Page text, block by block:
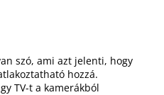
szó, ami azt jelenti, hogy
hozzá.
TV-t a kamerákból